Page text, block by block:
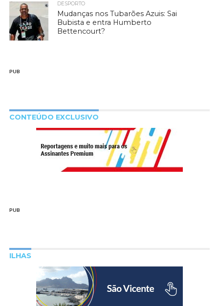
DESPORTO
Mudanças nos Tubarões Azuis: Sai
Bubista e entra Humberto
Bettencourt?
PUB
CONTEÚDO EXCLUSIVO
PUB
ILHAS